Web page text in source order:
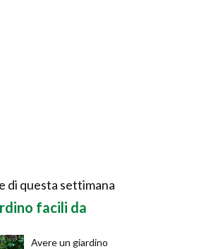
di questa settimana
facili da
Avere un giardino